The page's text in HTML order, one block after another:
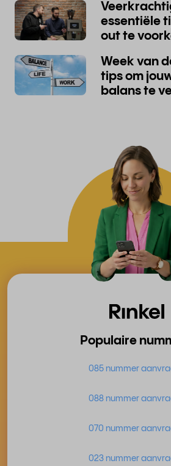
Veerkrachtig blijven: 5
essentiële
out te
Week van de werkstress: 6
tips om
balans te
Populaire
085 nummer
088 nummer
070 nummer
023 nummer